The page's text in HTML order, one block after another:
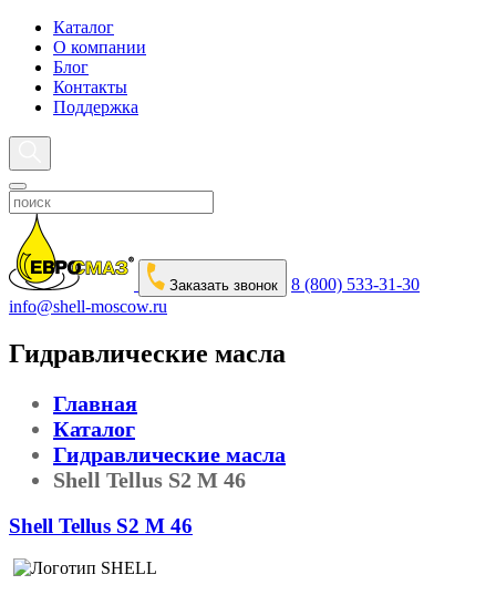
Каталог
О компании
Блог
Контакты
Поддержка
Заказать звонок
8 (800) 533-31-30
info@shell-moscow.ru
Гидравлические масла
Главная
Каталог
Гидравлические масла
Shell Tellus S2 M 46
Shell Tellus S2 M 46